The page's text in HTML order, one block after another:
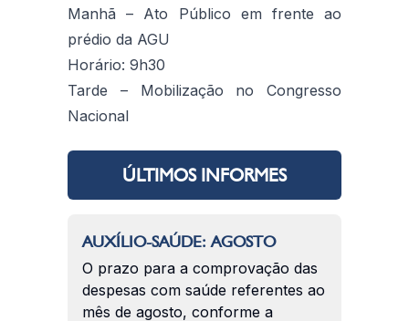
Manhã – Ato Público em frente ao
prédio da AGU
Horário: 9h30
Tarde – Mobilização no Congresso
Nacional
ÚLTIMOS INFORMES
AUXÍLIO-SAÚDE: AGOSTO
O prazo para a comprovação das
despesas com saúde referentes ao
mês de agosto, conforme a